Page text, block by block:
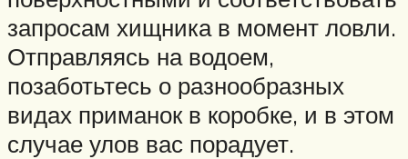
запросам хищника в момент ловли.
Отправляясь на водоем,
позаботьтесь о разнообразных
видах приманок в коробке, и в этом
случае улов вас порадует.